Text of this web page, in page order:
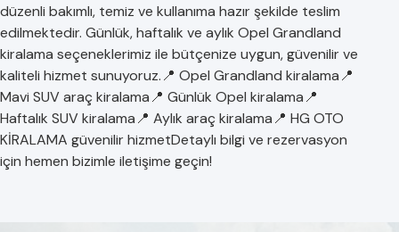
düzenli bakımlı, temiz ve kullanıma hazır şekilde teslim
edilmektedir. Günlük, haftalık ve aylık Opel Grandland
kiralama seçeneklerimiz ile bütçenize uygun, güvenilir ve
kaliteli hizmet sunuyoruz.📍 Opel Grandland kiralama📍
Mavi SUV araç kiralama📍 Günlük Opel kiralama📍
Haftalık SUV kiralama📍 Aylık araç kiralama📍 HG OTO
KİRALAMA güvenilir hizmetDetaylı bilgi ve rezervasyon
için hemen bizimle iletişime geçin!